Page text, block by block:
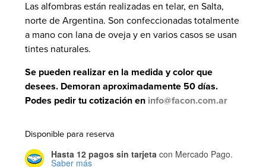
Las alfombras están realizadas en telar, en Salta,
norte de Argentina. Son confeccionadas totalmente
a mano con lana de oveja y en varios casos se usan
tintes naturales.
Se pueden realizar en la medida y color que
desees. Demoran aproximadamente 50 días.
Podes pedir tu cotización en info@facon.com.ar
Disponible para reserva
Hasta 12 pagos sin tarjeta con Mercado Pago.
Saber más